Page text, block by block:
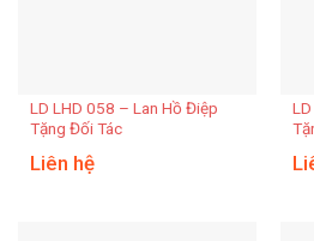
LD LHD 058 – Lan Hồ Điệp
Tặng Đối Tác
Liên hệ